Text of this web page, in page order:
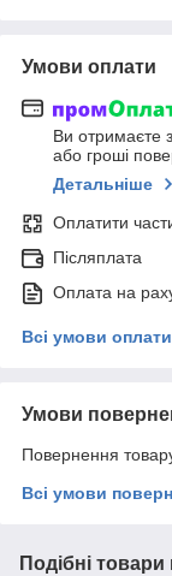
Умови оплати
Ви отримаєте
або гроші
Детальніше
Оплатити
Післяплата
Оплата на
Всі умови оплати
Умови
Повернення
Всі умови
Подібні товари